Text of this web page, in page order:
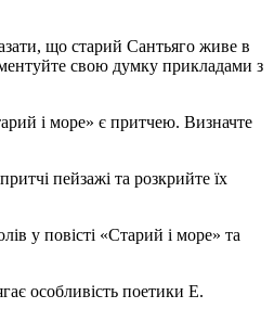
що старий Сантьяго живе в
свою думку прикладами з
і море» є притчею. Визначте
пейзажі та розкрийте їх
у повісті «Старий і море» та
особливість поетики Е.